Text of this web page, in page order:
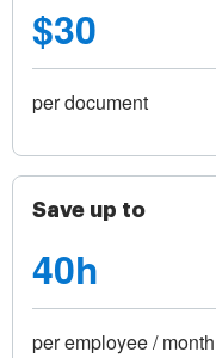
$30
per document
Save up to
40h
per employee / month